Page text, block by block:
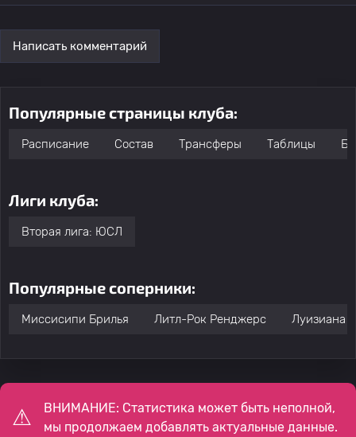
Написать комментарий
Популярные страницы клуба:
Расписание Состав Трансферы Таблицы
Лиги клуба:
Вторая лига: ЮСЛ
Популярные соперники:
Миссисипи Брилья Литл-Рок Ренджерс Луизиана
ВНИМАНИЕ: Статистика может быть неполной,
мы продолжаем добавлять актуальные данные.